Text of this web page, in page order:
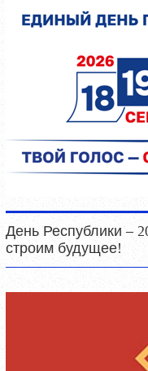
День Республики –
строим будущее!